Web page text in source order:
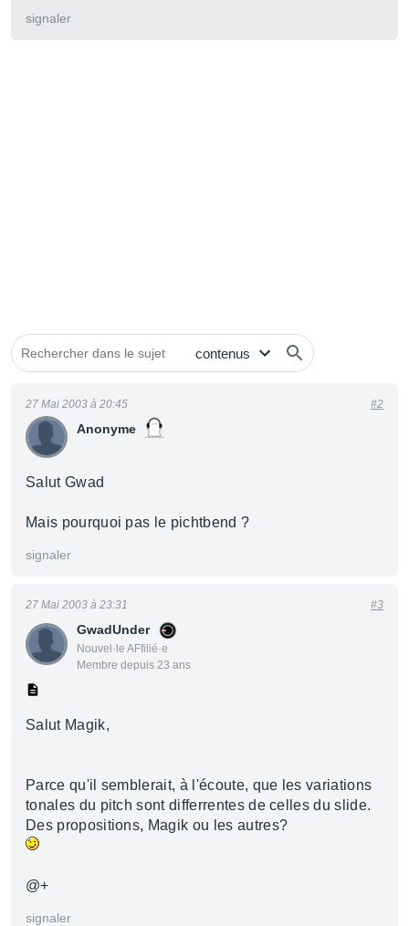
signaler
Anonyme
27 Mai 2003 à 20:45 #2
Salut Gwad
Mais pourquoi pas le pichtbend ?
signaler
GwadUnder
Nouvel·le AFfilié·e
Membre depuis 23 ans
27 Mai 2003 à 23:31 #3
Salut Magik,
Parce qu'il semblerait, à l'écoute, que les variations
tonales du pitch sont differrentes de celles du slide.
Des propositions, Magik ou les autres?
@+
signaler